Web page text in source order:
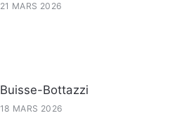
21 MARS 2026
Buisse-Bottazzi
18 MARS 2026